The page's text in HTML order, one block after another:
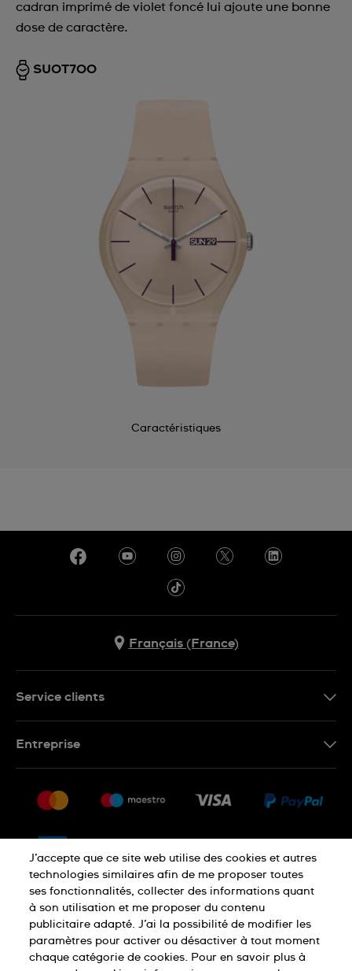
cadran imprimé de violet foncé lui ajoute une bonne
dose de caractère.
SUOT700
Caractéristiques
Français (France)
Service clients
Retour
CGV
Droit de rétractation
Entreprise
Nous rejoindre
Déclaration de confidentialité
Cookies Mentions légales
J’accepte que ce site web utilise des cookies et autres
technologies similaires afin de me proposer toutes
ses fonctionnalités, collecter des informations quant
à son utilisation et me proposer du contenu
publicitaire adapté. J’ai la possibilité de modifier les
paramètres pour activer ou désactiver à tout moment
chaque catégorie de cookies. Pour en savoir plus à